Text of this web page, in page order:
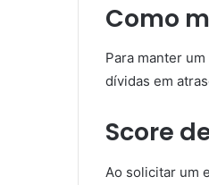
Como
Para manter
dívidas em
Score
Ao solicitar um